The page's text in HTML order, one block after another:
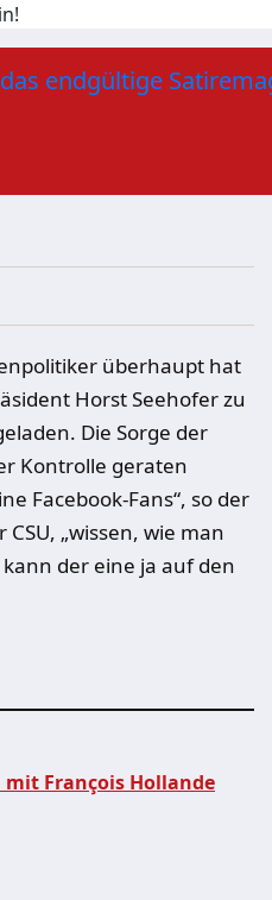
überhaupt hat
Horst Seehofer zu
Die Sorge der
Kontrolle geraten
Facebook-Fans“, so der
„wissen, wie man
der eine ja auf den
François Hollande